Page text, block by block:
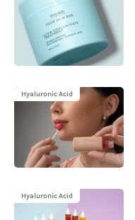
Hyaluronic Acid
Hyaluronic Acid